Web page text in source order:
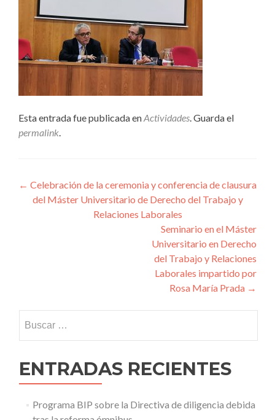
Esta entrada fue publicada enActividades. Guarda el
permalink.
Navegación
de
← Celebración de la ceremonia y conferencia de clausura
del Máster Universitario de Derecho del Trabajo y
Relaciones Laborales
Seminario en el Máster
Universitario en Derecho
del Trabajo y Relaciones
Laborales impartido por
Rosa María Prada →
ENTRADAS RECIENTES
Programa BIP sobre la Directiva de diligencia debida